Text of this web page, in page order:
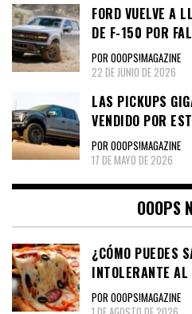
FORD VUELVE A
DE F-150 POR
POR OOOPS!MAGAZINE
22 DE JUNIO DE 2026
LAS PICKUPS
VENDIDO POR
POR OOOPS!MAGAZINE
17 DE MAYO DE 2026
OOOPS
¿CÓMO PUEDES
INTOLERANTE AL
POR OOOPS!MAGAZINE